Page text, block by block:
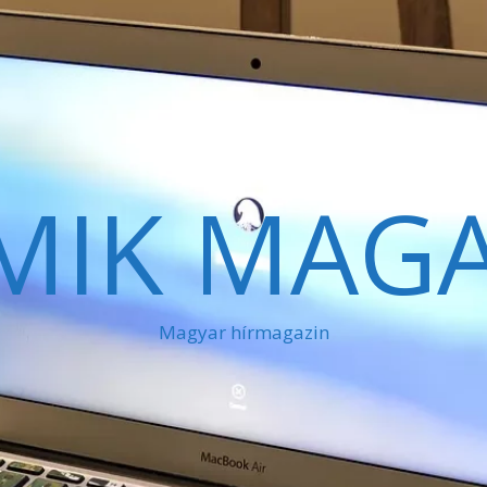
Magyar hírmagazin